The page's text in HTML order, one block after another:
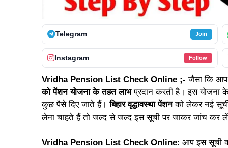
Telegram Join
Instagram Follow
Vridha Pension List Check Online ;- जैसा कि
को पेंशन योजना के तहत लाभप्रदान करती है। इस योजना
कुछ पैसे दिए जाते हैं।बिहार वृद्धावस्था पेंशनको लेकर नई
लेना चाहते हैं तो जल्द से जल्द इस सूची पर जाकर जांच कर
Vridha Pension List Check Online: आप इस सूची